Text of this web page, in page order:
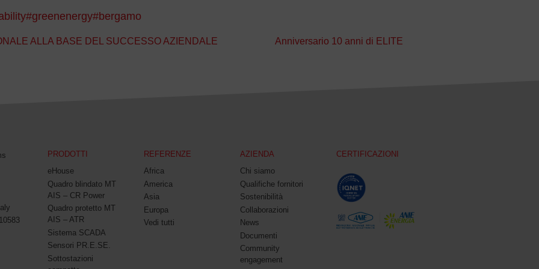
#greenenergy#bergamo
ALLA BASE DEL SUCCESSO AZIENDALE Anniversario 10 anni di ELITE
PRODOTTI
eHouse
Quadro blindato MT
AIS – CR Power
Quadro protetto MT
AIS – ATR
Sistema SCADA
Sensori PR.E.SE.
Sottostazioni
REFERENZE
Africa
America
Asia
Europa
Vedi tutti
AZIENDA
Chi siamo
Qualifiche fornitori
Sostenibilità
Collaborazioni
News
Documenti
Community
engagement
CERTIFICAZIONI